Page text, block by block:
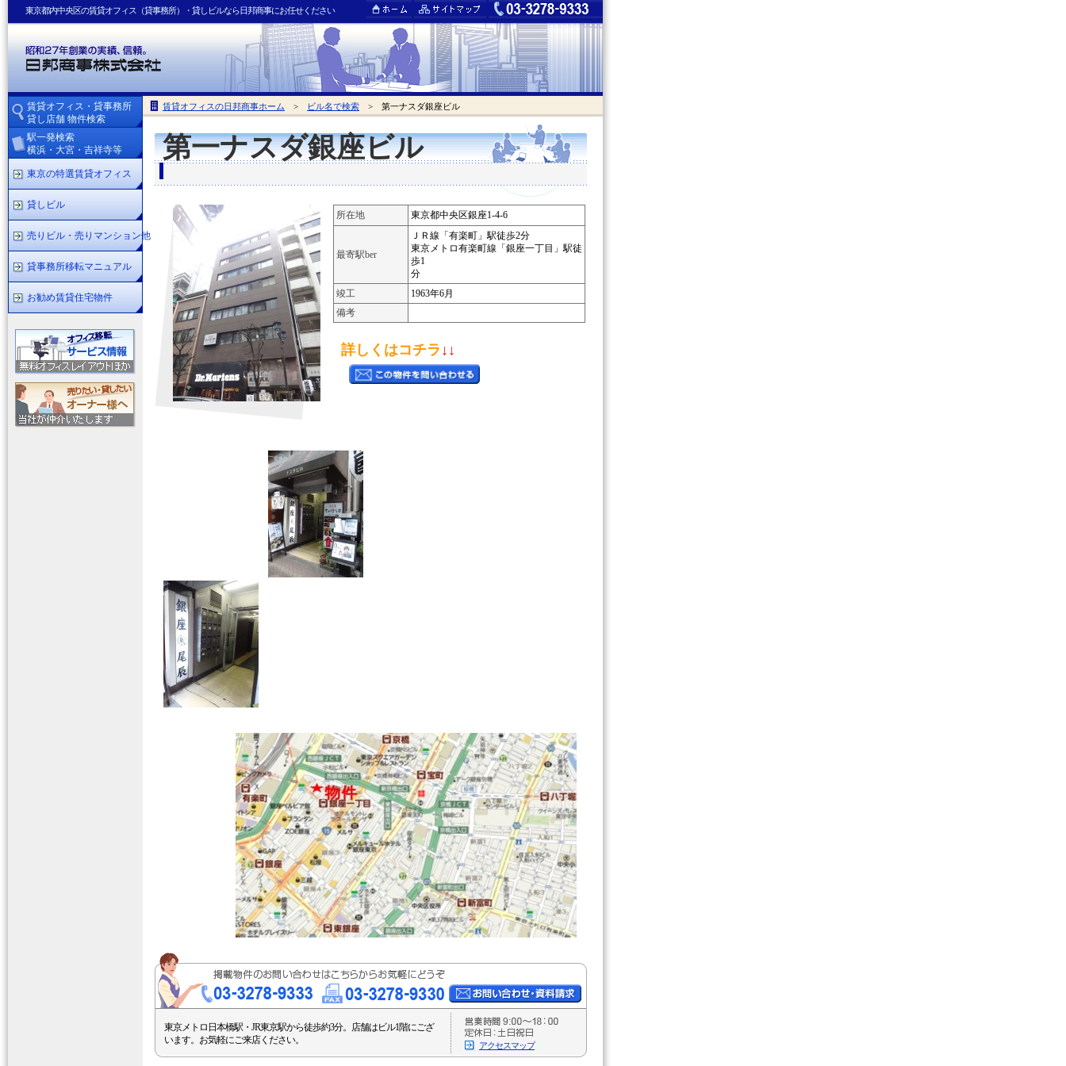
東京都内中央区の賃貸オフィス（貸事務所）・貸しビルなら日邦商事にお任せください
賃貸オフィスの日邦商事ホーム > ビル名で検索 > 第一ナスダ銀座ビル
第一ナスダ銀座ビル
所在地 東京都中央区銀座1-4-6
最寄駅ber
ＪＲ線「有楽町」駅徒歩2分
東京メトロ有楽町線「銀座一丁目」駅徒
歩1
分
竣工
1963年6月
備考
詳しくはコチラ ↓↓
東京メトロ日本橋駅・JR東京駅から徒歩約3分。店舗はビル1階にござ
います。お気軽にご来店ください。
アクセスマップ
賃貸オフィス・貸事務所
貸し店舗 物件検索
駅一発検索
横浜・大宮・吉祥寺等
東京の特選賃貸オフィス
貸しビル
売りビル・売りマンション他
貸事務所移転マニュアル
お勧め賃貸住宅物件